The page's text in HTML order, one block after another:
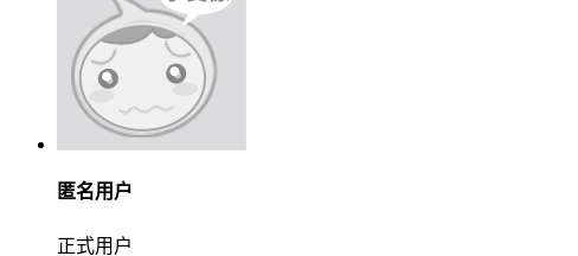
匿名用户
正式用户